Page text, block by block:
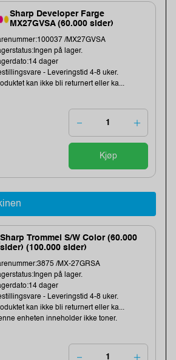
Sharp Developer Farge
MX27GVSA (60.000 sider)
/MX27GVSA
på lager.
dager
- Leveringstid 4-8 uker.
kan ikke bli returnert eller ka...
Kjøp
Sharp Trommel S/W Color (60.000
sider) (100.000 sider)
/MX-27GRSA
på lager.
dager
- Leveringstid 4-8 uker.
kan ikke bli returnert eller ka...
enheten inneholder ikke toner.